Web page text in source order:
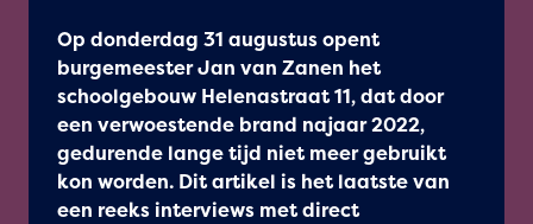
Op donderdag 31 augustus opent
burgemeester Jan van Zanen het
schoolgebouw Helenastraat 11, dat door
een verwoestende brand najaar 2022,
gedurende lange tijd niet meer gebruikt
kon worden. Dit artikel is het laatste van
een reeks interviews met direct